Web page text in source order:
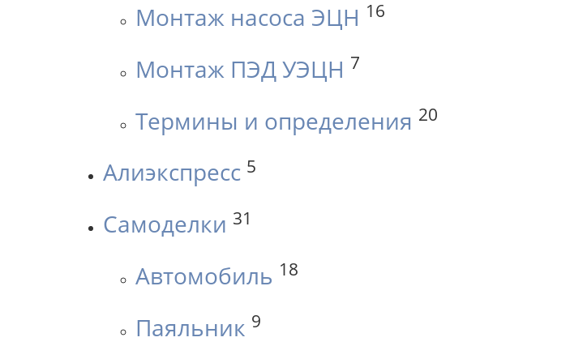
Монтаж насоса ЭЦН 16
Монтаж ПЭД УЭЦН 7
Термины и определения 20
Алиэкспресс 5
Самоделки 31
Автомобиль 18
Паяльник 9